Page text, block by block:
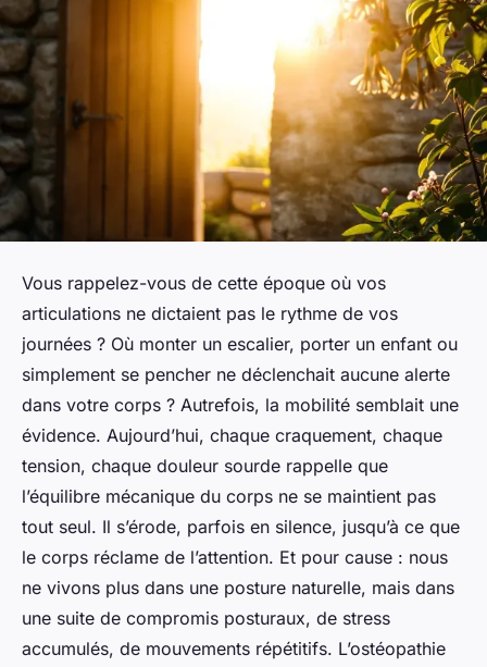
Vous rappelez-vous de cette époque où vos
articulations ne dictaient pas le rythme de vos
journées ? Où monter un escalier, porter un enfant ou
simplement se pencher ne déclenchait aucune alerte
dans votre corps ? Autrefois, la mobilité semblait une
évidence. Aujourd’hui, chaque craquement, chaque
tension, chaque douleur sourde rappelle que
l’équilibre mécanique du corps ne se maintient pas
tout seul. Il s’érode, parfois en silence, jusqu’à ce que
le corps réclame de l’attention. Et pour cause : nous
ne vivons plus dans une posture naturelle, mais dans
une suite de compromis posturaux, de stress
accumulés, de mouvements répétitifs. L’ostéopathie